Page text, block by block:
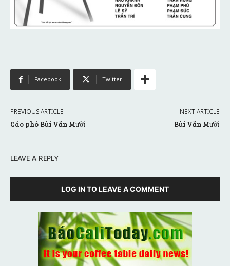
Facebook Twitter
PREVIOUS ARTICLE
Cáo phó Bùi Văn Mười
NEXT ARTICLE
Bùi Văn Mười
LEAVE A REPLY
LOG IN TO LEAVE A COMMENT